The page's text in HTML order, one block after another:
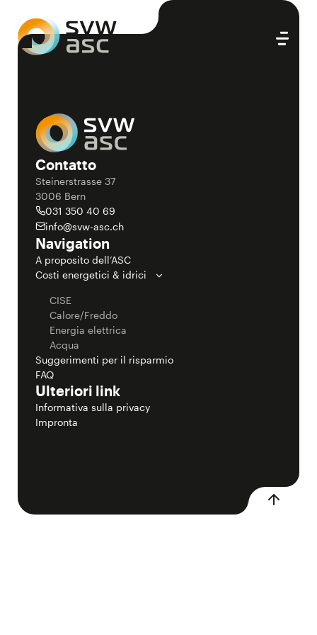
Contatto
Steinerstrasse 37
3006 Bern
031 350 40 69
info@svw-asc.ch
Navigation
A proposito dell’ASC
Costi energetici & idrici
CISE
Calore/Freddo
Energia elettrica
Acqua
Suggerimenti per il risparmio
FAQ
Ulteriori link
Informativa sulla privacy
Impronta